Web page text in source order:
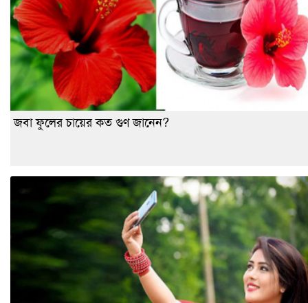
জবা ফুলের চায়ের কত গুণ জানেন?